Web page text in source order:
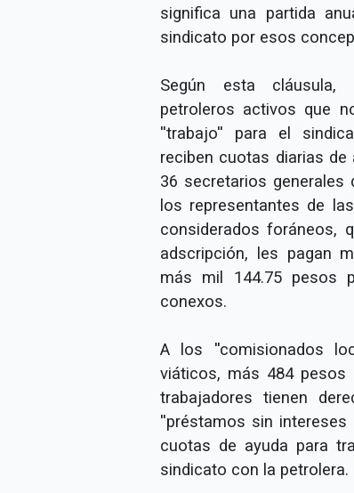
significa una partida
sindicato por esos
Según esta cláusula,
petroleros activos que
''trabajo'' para el
reciben cuotas diarias
36 secretarios
los representantes de
considerados foráneos,
adscripción, les pagan
más mil 144.75 pesos
conexos.
A los ''comisionados
viáticos, más 484 pesos
trabajadores tienen
''préstamos sin
cuotas de ayuda para
sindicato con la petrolera.